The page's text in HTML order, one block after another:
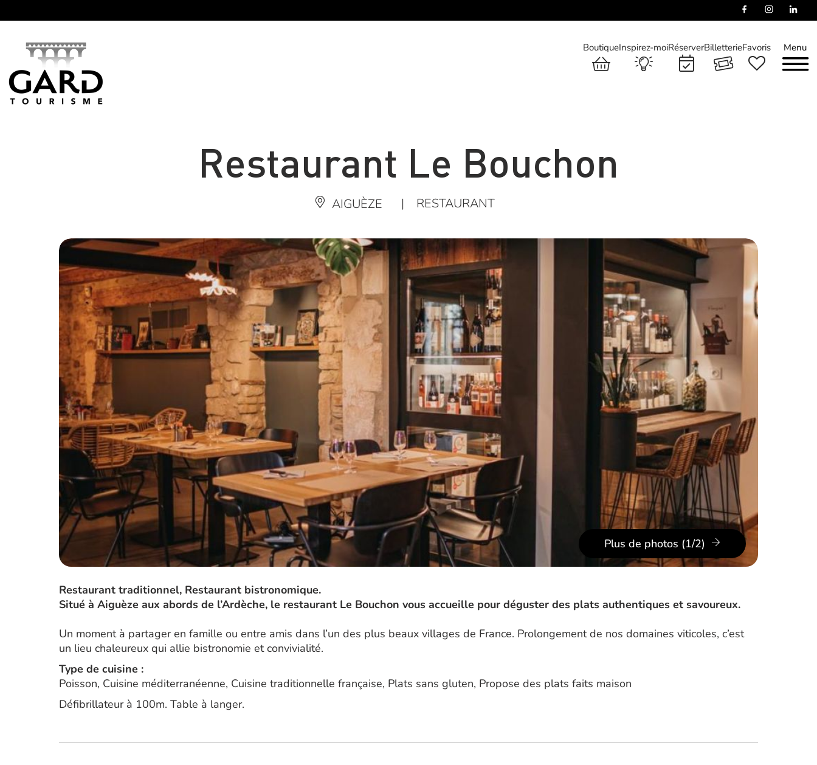
Menu
BoutiqueInspirez-moiRéserverBilletterieFavoris
Restaurant Le Bouchon
AIGUÈZE | RESTAURANT
Plus de photos (1/2)
Restaurant traditionnel, Restaurant bistronomique.
Situé à Aiguèze aux abords de l’Ardèche, le restaurant Le Bouchon vous accueille pour déguster des plats authentiques et savoureux.
Un moment à partager en famille ou entre amis dans l’un des plus beaux villages de France. Prolongement de nos domaines viticoles, c’est
un lieu chaleureux qui allie bistronomie et convivialité.
Type de cuisine :
Poisson, Cuisine méditerranéenne, Cuisine traditionnelle française, Plats sans gluten, Propose des plats faits maison
Défibrillateur à 100m. Table à langer.